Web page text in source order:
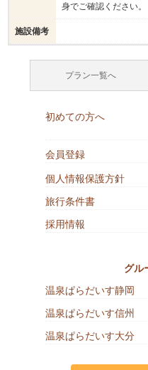
身でご確認ください。
施設備考
プラン一覧へ
初めての方へ
会員登録
個人情報保護方針
旅行条件書
採用情報
グル
温泉ぱらだいす静岡
温泉ぱらだいす信州
温泉ぱらだいす大分